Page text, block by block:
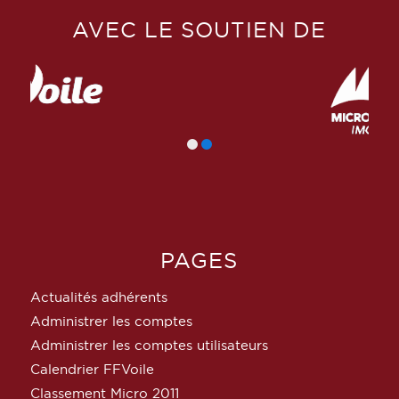
AVEC LE SOUTIEN DE
PAGES
Actualités adhérents
Administrer les comptes
Administrer les comptes utilisateurs
Calendrier FFVoile
Classement Micro 2011